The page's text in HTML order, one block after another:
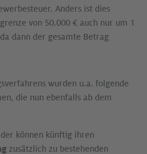
Anders ist dies
von 50.000 € auch nur um 1
dann der gesamte Betrag
wurden u.a. folgende
die nun ebenfalls ab dem
können künftig ihren
zusätzlich zu bestehenden